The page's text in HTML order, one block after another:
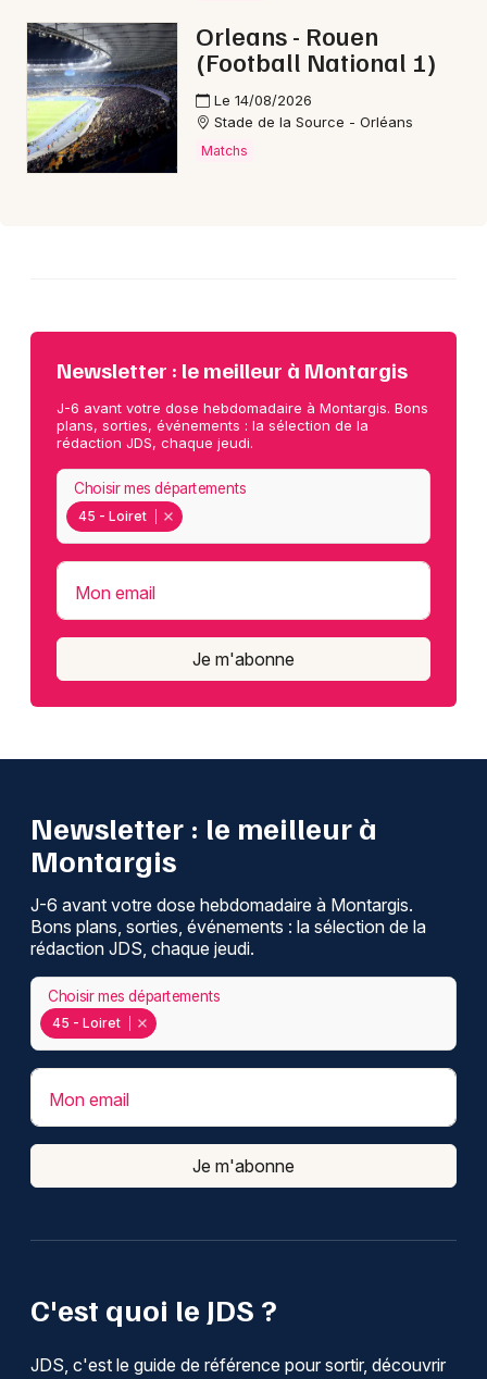
45 - Loiret
Choisir mes départements
Mon email
Orleans - Rouen
(Football National 1)
Le 14/08/2026
Stade de la Source - Orléans
Matchs
Newsletter : le meilleur à Montargis
J-6 avant votre dose hebdomadaire à Montargis. Bons
plans, sorties, événements : la sélection de la
rédaction JDS, chaque jeudi.
45 - Loiret
Choisir mes départements
Mon email
Je m'abonne
C'est quoi le JDS ?
JDS, c'est le guide de référence pour sortir, découvrir
Newsletter : le meilleur à
Montargis
J-6 avant votre dose hebdomadaire à Montargis.
Bons plans, sorties, événements : la sélection de la
rédaction JDS, chaque jeudi.
45 - Loiret
Choisir mes départements
Mon email
Je m'abonne